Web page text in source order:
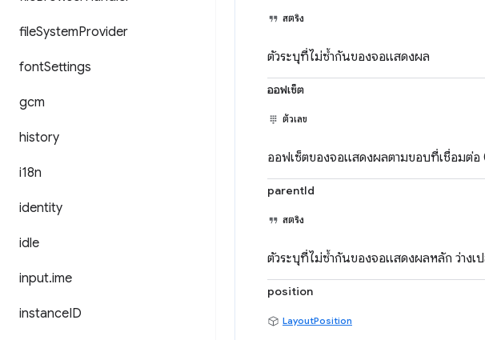
fileSystemProvider
fontSettings
gcm
history
i18n
identity
idle
input.ime
instanceID
สตริง
ตัวระบุที่ไม่ซ้ำกันของจอแสดงผล
ออฟเซ็ต
ตัวเลข
ออฟเซ็ตของจอแสดงผลตามขอบที่เชื่อมต่
parentId
สตริง
ตัวระบุที่ไม่ซ้ำกันของจอแสดงผลหลัก ว่างเ
position
LayoutPosition